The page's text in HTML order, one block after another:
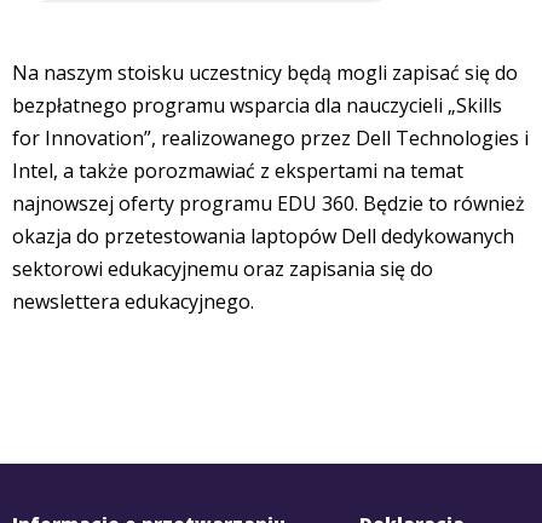
Na naszym stoisku uczestnicy będą mogli zapisać się do
bezpłatnego programu wsparcia dla nauczycieli „Skills
for Innovation”, realizowanego przez Dell Technologies i
Intel, a także porozmawiać z ekspertami na temat
najnowszej oferty programu EDU 360. Będzie to również
okazja do przetestowania laptopów Dell dedykowanych
sektorowi edukacyjnemu oraz zapisania się do
newslettera edukacyjnego.